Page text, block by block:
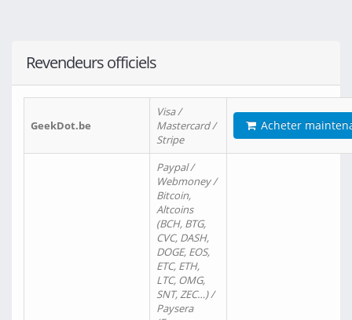
Revendeurs officiels
GeekDot.be
Visa /
Mastercard /
Stripe
Acheter
Paypal /
Webmoney /
Bitcoin,
Altcoins
(BCH, BTG,
CVC, DASH,
DOGE, EOS,
ETC, ETH,
LTC, OMG,
SNT, ZEC…) /
Paysera